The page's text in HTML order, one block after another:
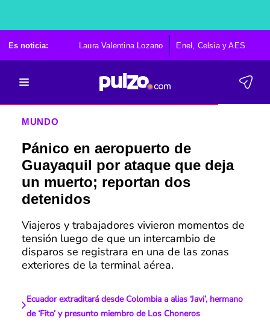
Es noticia: Laura Valentina Lozano Enel, Celsia y AES
MUNDO
Pánico en aeropuerto de
Guayaquil por ataque que deja
un muerto; reportan dos
detenidos
Viajeros y trabajadores vivieron momentos de
tensión luego de que un intercambio de
disparos se registrara en una de las zonas
exteriores de la terminal aérea.
Ecuador extraditará desde Colombia a alias ‘Javi’, hermano
de ‘Fito’ y presunto miembro de Los Choneros